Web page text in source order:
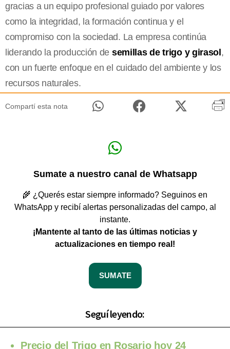
gracias a un equipo profesional guiado por valores
como la integridad, la formación continua y el
compromiso con la sociedad. La empresa continúa
liderando la producción de semillas de trigo y girasol ,
con un fuerte enfoque en el cuidado del ambiente y los
recursos naturales.
Compartí esta nota
Sumate a nuestro canal de Whatsapp
🌾 ¿Querés estar siempre informado? Seguinos en
WhatsApp y recibí alertas personalizadas del campo, al
instante.
¡Mantente al tanto de las últimas noticias y
actualizaciones en tiempo real!
SUMATE
Seguí leyendo:
Precio del Trigo en Rosario hoy 24